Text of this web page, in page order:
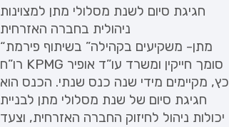
חגיגת סיום לשנת מסלולי מתן למצוינות
ניהולית בחברה האזרחית
“מתן- משקיעים בקהילה” בשיתוף פירמת
רו”ח KPMG סומך חייקין ומשרד עו”ד אופיר
כץ, מקיימים מידי שנה כנס שנתי. הכנס הוא
חגיגת סיום של שנת מסלולי מתן לבניית
יכולות ניהול לחיזוק החברה האזרחית, וצעד